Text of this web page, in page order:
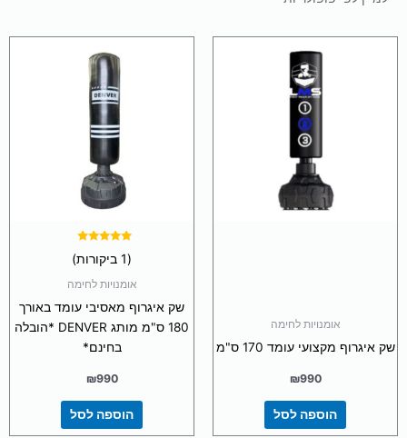
אומנויות לחימה
שק איגרוף מקצועי עומד 170 ס"מ
₪990
הוספה לסל
5.00
(1 ביקורות)
אומנויות לחימה
שק איגרוף מאסיבי עומד באורך
180 ס"מ מותג DENVER *הובלה
בחינם*
₪990
הוספה לסל